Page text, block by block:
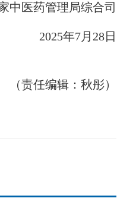
医药管理局综合司
2025年7月28日
（责任编辑：秋彤）